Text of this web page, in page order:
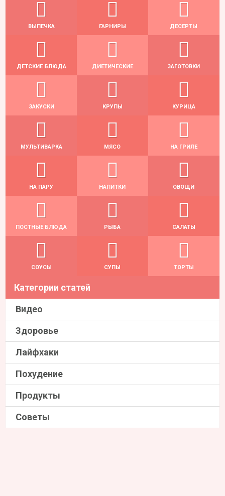
ВЫПЕЧКА ГАРНИРЫ ДЕСЕРТЫ
ДЕТСКИЕ БЛЮДА ДИЕТИЧЕСКИЕ ЗАГОТОВКИ
ЗАКУСКИ КРУПЫ КУРИЦА
МУЛЬТИВАРКА МЯСО НА ГРИЛЕ
НА ПАРУ НАПИТКИ ОВОЩИ
ПОСТНЫЕ БЛЮДА РЫБА САЛАТЫ
СОУСЫ СУПЫ ТОРТЫ
Категории статей
Видео
Здоровье
Лайфхаки
Похудение
Продукты
Советы